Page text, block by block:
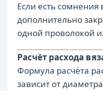
Если есть
дополнительно
одной проволокой
Расчёт расхода
Формула расчёта
зависит от